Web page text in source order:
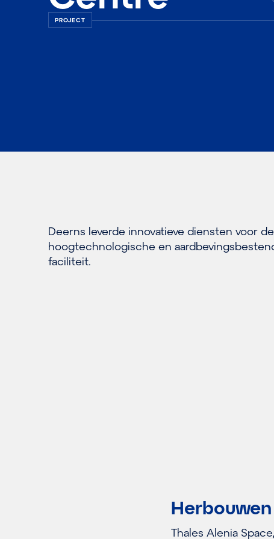
PROJECT
Deerns leverde innovatieve diensten voor
hoogtechnologische en
faciliteit.
Thales Alenia